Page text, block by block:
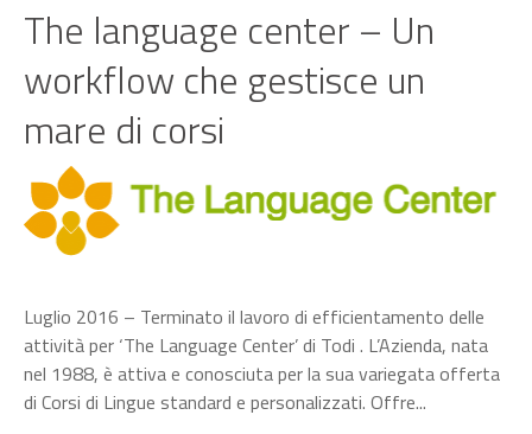
The language center – Un
workflow che gestisce un
mare di corsi
Luglio 2016 – Terminato il lavoro di efficientamento delle
attività per ‘The Language Center’ di Todi . L’Azienda, nata
nel 1988, è attiva e conosciuta per la sua variegata offerta
di Corsi di Lingue standard e personalizzati. Offre...